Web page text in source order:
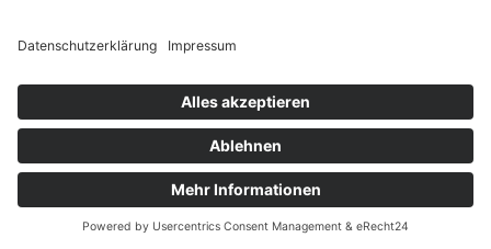
vorpommerncloud ist eine Marke der:
msisdesign. GmbH & Co. KGAlte Dorfstraße 19 a
17392 BoldekowDeutschland
Jetzt mehr erfahren:
Wir bieten flexible, sichere und zukunftsfähige IT-